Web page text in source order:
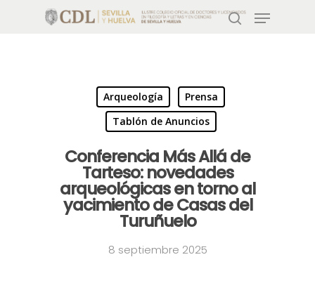
Pulsa enter para buscar o ESC para salir
Arqueología
Prensa
Tablón de Anuncios
Conferencia Más Allá de
Tarteso: novedades
arqueológicas en torno al
yacimiento de Casas del
Turuñuelo
8 septiembre 2025